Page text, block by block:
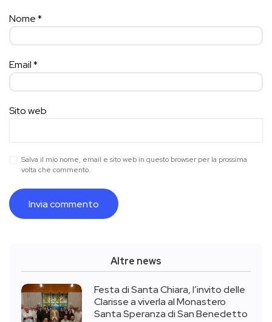
Nome*
Email*
Sito web
Salva il mio nome, email e sito web in questo browser per la prossima
volta che commento.
Altre news
Festa di Santa Chiara, l’invito delle
Clarisse a viverla al Monastero
Santa Speranza di San Benedetto